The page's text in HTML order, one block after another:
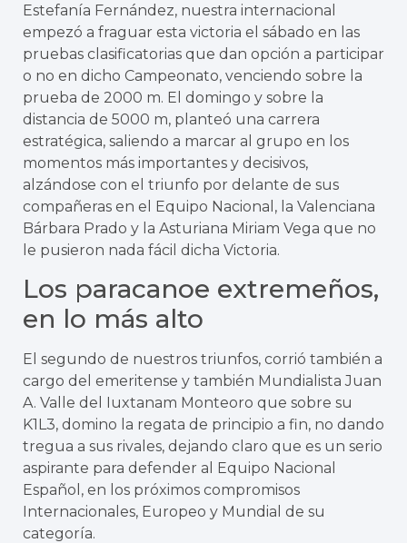
Estefanía Fernández, nuestra internacional
empezó a fraguar esta victoria el sábado en las
pruebas clasificatorias que dan opción a participar
o no en dicho Campeonato, venciendo sobre la
prueba de 2000 m. El domingo y sobre la
distancia de 5000 m, planteó una carrera
estratégica, saliendo a marcar al grupo en los
momentos más importantes y decisivos,
alzándose con el triunfo por delante de sus
compañeras en el Equipo Nacional, la Valenciana
Bárbara Prado y la Asturiana Miriam Vega que no
le pusieron nada fácil dicha Victoria.
Los paracanoe extremeños,
en lo más alto
El segundo de nuestros triunfos, corrió también a
cargo del emeritense y también Mundialista Juan
A. Valle del Iuxtanam Monteoro que sobre su
K1L3, domino la regata de principio a fin, no dando
tregua a sus rivales, dejando claro que es un serio
aspirante para defender al Equipo Nacional
Español, en los próximos compromisos
Internacionales, Europeo y Mundial de su
categoría.